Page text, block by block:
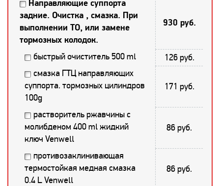
Направляющие суппорта
задние. Очистка , смазка. При
выполнении ТО, или замене
тормозных колодок.
930 руб.
быстрый очиститель 500 ml
126 руб.
смазка ГТЦ направляющих
суппорта. тормозных цилиндров
100g
171 руб.
растворитель ржавчины с
молибденом 400 ml жидкий
ключ Venwell
86 руб.
противозаклинивающая
термостойкая медная смазка
0.4 L Venwell
86 руб.